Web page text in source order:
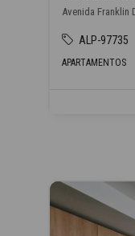
ALP-97735
APARTAMENTOS